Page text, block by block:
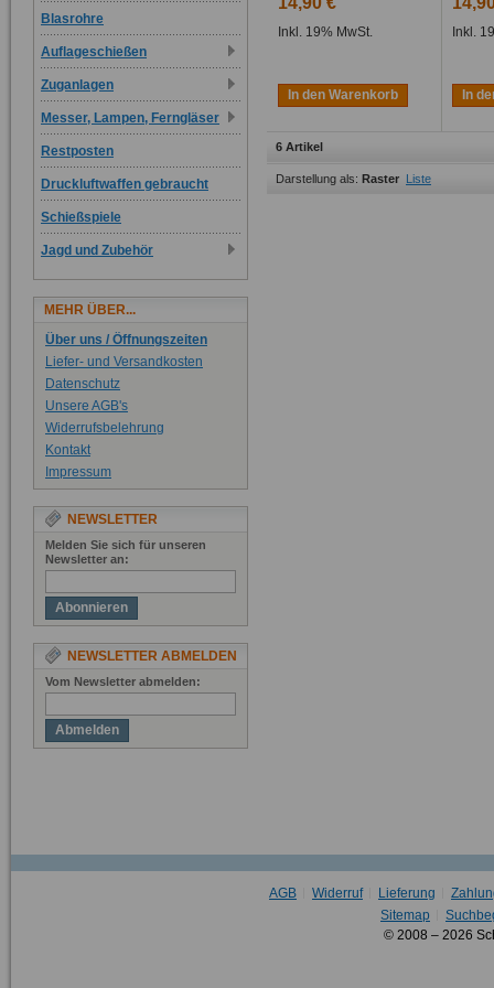
Inkl. 19% MwSt.
In den Warenkorb
Inkl.
In
6 Artikel
Darstellung als: Raster Liste
Blasrohre
Auflageschießen
Zuganlagen
Messer, Lampen, Ferngläser
Restposten
Druckluftwaffen gebraucht
Schießspiele
Jagd und Zubehör
MEHR ÜBER...
Über uns / Öffnungszeiten
Liefer- und Versandkosten
Datenschutz
Unsere AGB's
Widerrufsbelehrung
Kontakt
Impressum
NEWSLETTER
Melden Sie sich für unseren
Newsletter an:
Abonnieren
NEWSLETTER ABMELDEN
Vom Newsletter abmelden:
Abmelden
AGB Widerruf Lieferung
Sitemap
© 2008 – 2026